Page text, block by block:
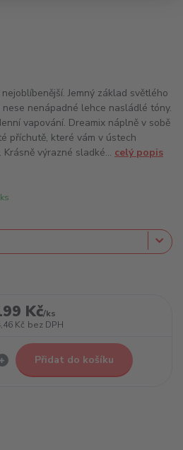
Jemný základ světlého
nenápadné lehce nasládlé tóny.
vapování. Dreamix náplně v sobě
příchutě, které vám v ústech
výrazné sladké... celý popis
Kč/ks
Kč bez DPH
Přidat do košíku